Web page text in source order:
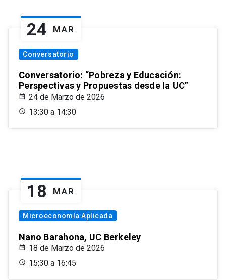
24 MAR
Conversatorio
Conversatorio: “Pobreza y Educación:
Perspectivas y Propuestas desde la UC”
24 de Marzo de 2026
13:30 a 14:30
18 MAR
Microeconomía Aplicada
Nano Barahona, UC Berkeley
18 de Marzo de 2026
15:30 a 16:45